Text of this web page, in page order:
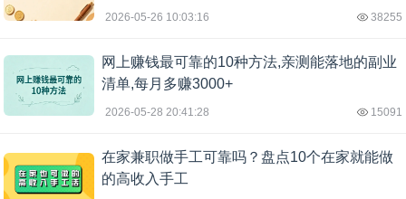
2026-05-26 10:03:16 38255
网上赚钱最可靠的10种方法,亲测能落地的副业
清单,每月多赚3000+
2026-05-28 20:41:28 15091
在家兼职做手工可靠吗？盘点10个在家就能做
的高收入手工